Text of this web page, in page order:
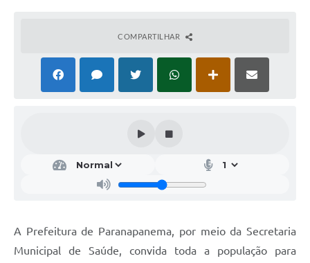
Transparência
Diário Oficial
COMPARTILHAR
A Prefeitura de Paranapanema, por meio da Secretaria
Municipal de Saúde, convida toda a população para